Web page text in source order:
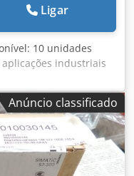
Ligar
10 unidades
industriais
Chodpezmm H Iofx
Módulo de
de aplicação:
Ethernet industrial /
M12 Tipo de
de proteção: IP67
e atuadores.
Anúncio classificado